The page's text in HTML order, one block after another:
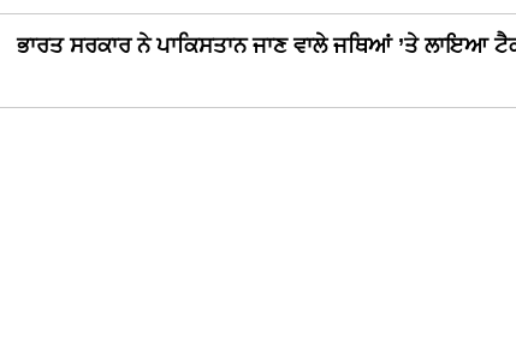
ਭਾਰਤ ਸਰਕਾਰ ਨੇ ਪਾਕਿਸਤਾਨ ਜਾਣ ਵਾਲੇ ਜਥਿਆਂ ’ਤੇ